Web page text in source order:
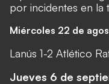
por incidentes en la
Miércoles 22 de
Lanús 1-2 Atlético
Jueves 6 de